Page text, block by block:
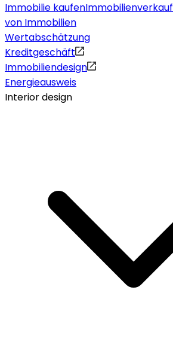
Immobilie kaufenImmobilienverkauf
von Immobilien
Wertabschätzung
Kreditgeschäft
Immobiliendesign
Energieausweis
Interior design